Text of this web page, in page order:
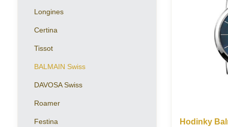
Hodinky
Longines
Certina
Tissot
BALMAIN Swiss
DAVOSA Swiss
Roamer
Festina